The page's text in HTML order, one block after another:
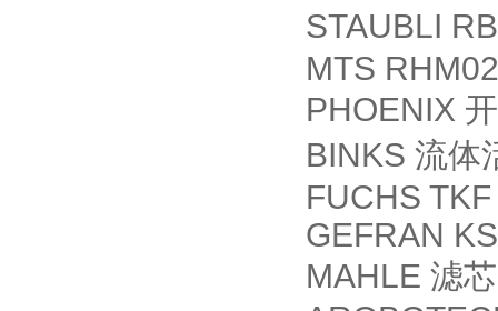
STAUBLI
MTS
PHOENIX
BINKS 流体
FUCHS
GEFRAN
MAHLE 滤芯